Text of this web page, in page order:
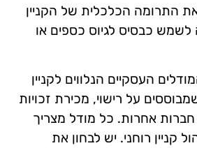
את התרומה הכלכלית של הקניין
לשמש כבסיס לגיוס כספים או
העסקיים הנלווים לקניין
על רישוי, מכירת זכויות
חברות אחרות. כל מודל מצריך
קניין רוחני. יש לבחון את